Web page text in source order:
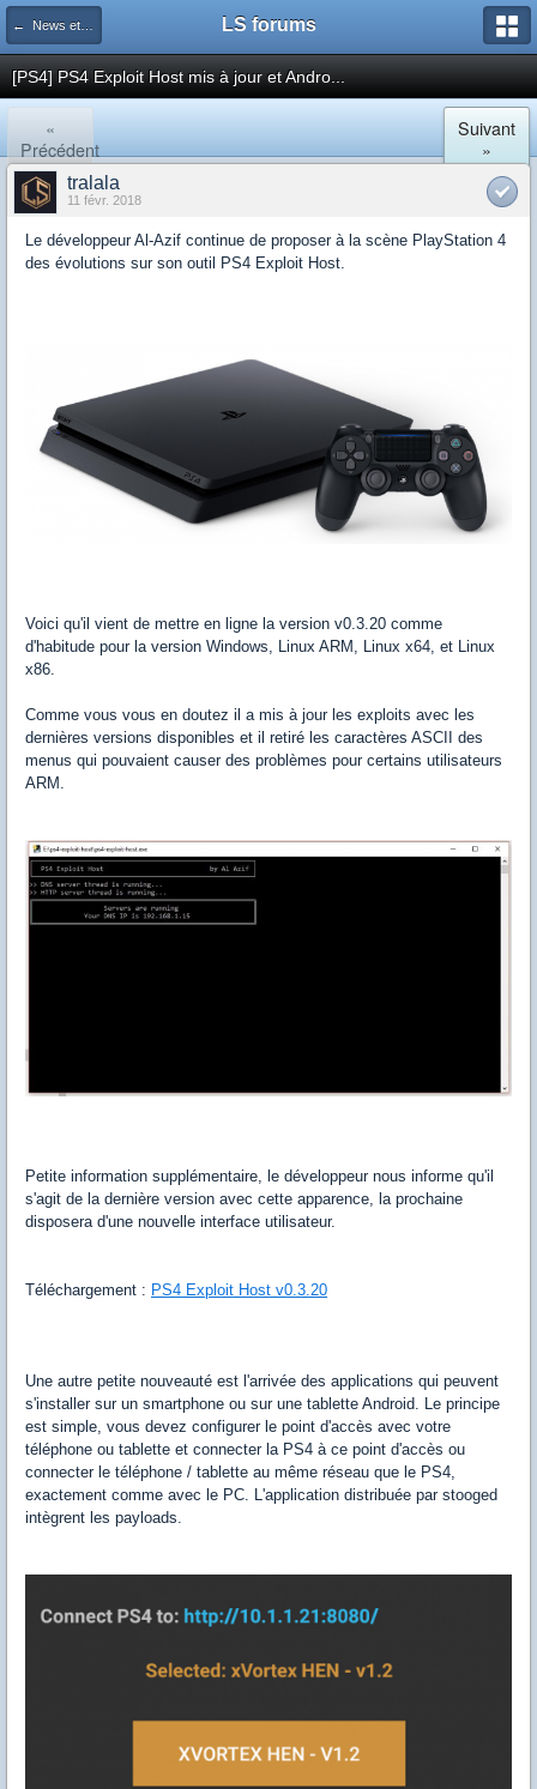
← News et actualités postées sur LS LS forums
[PS4] PS4 Exploit Host mis à jour et Andro...
«
Précédent
Suivant
»
tralala
11 févr. 2018
Le développeur Al-Azif continue de proposer à la scène PlayStation 4
des évolutions sur son outil PS4 Exploit Host.
Voici qu'il vient de mettre en ligne la version v0.3.20 comme
d'habitude pour la version Windows, Linux ARM, Linux x64, et Linux
x86.
Comme vous vous en doutez il a mis à jour les exploits avec les
dernières versions disponibles et il retiré les caractères ASCII des
menus qui pouvaient causer des problèmes pour certains utilisateurs
ARM.
Petite information supplémentaire, le développeur nous informe qu'il
s'agit de la dernière version avec cette apparence, la prochaine
disposera d'une nouvelle interface utilisateur.
Téléchargement : PS4 Exploit Host v0.3.20
Une autre petite nouveauté est l'arrivée des applications qui peuvent
s'installer sur un smartphone ou sur une tablette Android. Le principe
est simple, vous devez configurer le point d'accès avec votre
téléphone ou tablette et connecter la PS4 à ce point d'accès ou
connecter le téléphone / tablette au même réseau que le PS4,
exactement comme avec le PC. L'application distribuée par stooged
intègrent les payloads.